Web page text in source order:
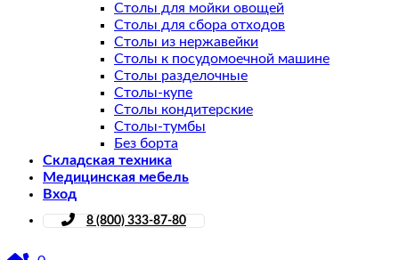
Столы для мойки овощей
Столы для сбора отходов
Столы из нержавейки
Столы к посудомоечной машине
Столы разделочные
Столы-купе
Столы кондитерские
Столы-тумбы
Без борта
Складская техника
Медицинская мебель
Вход
8 (800) 333-87-80